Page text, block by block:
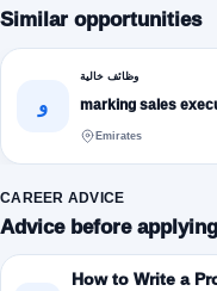
Similar opportunities
و
وظائف خالية
marking sales
Emirates
CAREER ADVICE
Advice before applying
How to Write a